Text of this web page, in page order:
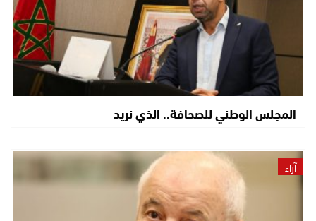
المجلس الوطني للصحافة.. الذي نريد
آراء